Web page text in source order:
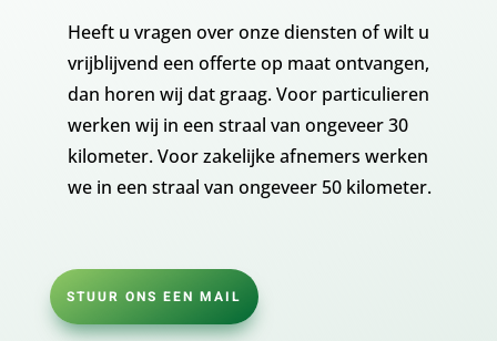
Heeft u vragen over onze diensten of wilt u
vrijblijvend een offerte op maat ontvangen,
dan horen wij dat graag. Voor particulieren
werken wij in een straal van ongeveer 30
kilometer. Voor zakelijke afnemers werken
we in een straal van ongeveer 50 kilometer.
STUUR ONS EEN MAIL